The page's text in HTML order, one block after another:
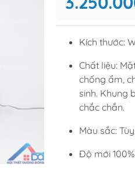
học sinh
Sofa
Sofa góc
Sofa bộ
Sofa
Sofa
Kích thước:
Chất liệu:
chống ẩm,
sinh. Khung
chắc chắn.
Màu sắc:
Độ mới